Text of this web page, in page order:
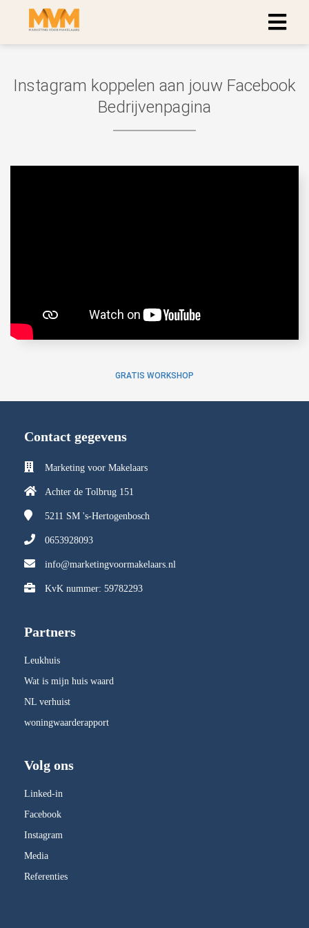
Instagram koppelen aan jouw Facebook
Bedrijvenpagina
GRATIS WORKSHOP
Contact gegevens
Marketing voor Makelaars
Achter de Tolbrug 151
5211 SM 's-Hertogenbosch
0653928093
info@marketingvoormakelaars.nl
KvK nummer: 59782293
Partners
Leukhuis
Wat is mijn huis waard
NL verhuist
woningwaarderapport
Volg ons
Linked-in
Facebook
Instagram
Media
Referenties